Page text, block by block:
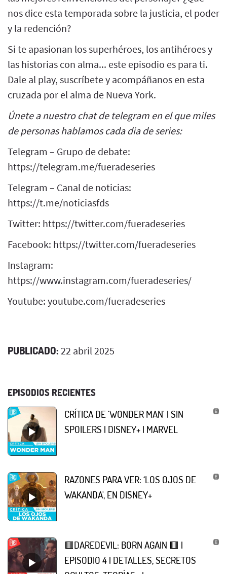
nos dice esta temporada sobre la justicia, el poder
y la redención?
Si te apasionan los superhéroes, los antihéroes y
las historias con alma... este episodio es para ti.
Dale al play, suscríbete y acompáñanos en esta
cruzada por el alma de Nueva York.
Únete a nuestro chat de telegram en el que miles
de personas hablamos cada dia de series:
Telegram – Grupo de debate:
https://telegram.me/fueradeseries
Telegram – Canal de noticias:
https://t.me/noticiasfds
Twitter: https://twitter.com/fueradeseries
Facebook: https://twitter.com/fueradeseries
Instagram:
https://www.instagram.com/fueradeseries/
Youtube: youtube.com/fueradeseries
PUBLICADO: 22 abril 2025
EPISODIOS RECIENTES
CRÍTICA DE 'WONDER MAN' | SIN
SPOILERS | DISNEY+ | MARVEL
RAZONES PARA VER: ‘LOS OJOS DE
WAKANDA', EN DISNEY+
🟥DAREDEVIL: BORN AGAIN 🟥 |
EPISODIO 4 | DETALLES, SECRETOS